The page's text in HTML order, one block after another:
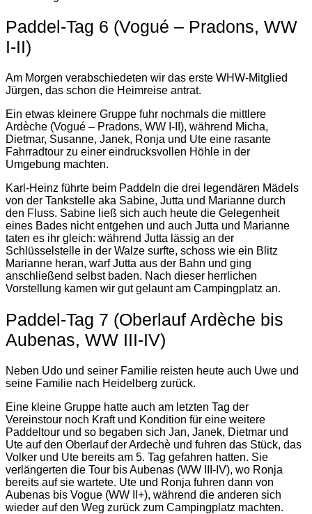
Paddel-Tag 6 (Vogué – Pradons, WW
I-II)
Am Morgen verabschiedeten wir das erste WHW-Mitglied
Jürgen, das schon die Heimreise antrat.
Ein etwas kleinere Gruppe fuhr nochmals die mittlere
Ardèche (Vogué – Pradons, WW I-II), während Micha,
Dietmar, Susanne, Janek, Ronja und Ute eine rasante
Fahrradtour zu einer eindrucksvollen Höhle in der
Umgebung machten.
Karl-Heinz führte beim Paddeln die drei legendären Mädels
von der Tankstelle aka Sabine, Jutta und Marianne durch
den Fluss. Sabine ließ sich auch heute die Gelegenheit
eines Bades nicht entgehen und auch Jutta und Marianne
taten es ihr gleich: während Jutta lässig an der
Schlüsselstelle in der Walze surfte, schoss wie ein Blitz
Marianne heran, warf Jutta aus der Bahn und ging
anschließend selbst baden. Nach dieser herrlichen
Vorstellung kamen wir gut gelaunt am Campingplatz an.
Paddel-Tag 7 (Oberlauf Ardèche bis
Aubenas, WW III-IV)
Neben Udo und seiner Familie reisten heute auch Uwe und
seine Familie nach Heidelberg zurück.
Eine kleine Gruppe hatte auch am letzten Tag der
Vereinstour noch Kraft und Kondition für eine weitere
Paddeltour und so begaben sich Jan, Janek, Dietmar und
Ute auf den Oberlauf der Ardechè und fuhren das Stück, das
Volker und Ute bereits am 5. Tag gefahren hatten. Sie
verlängerten die Tour bis Aubenas (WW III-IV), wo Ronja
bereits auf sie wartete. Ute und Ronja fuhren dann von
Aubenas bis Vogue (WW II+), während die anderen sich
wieder auf den Weg zurück zum Campingplatz machten.